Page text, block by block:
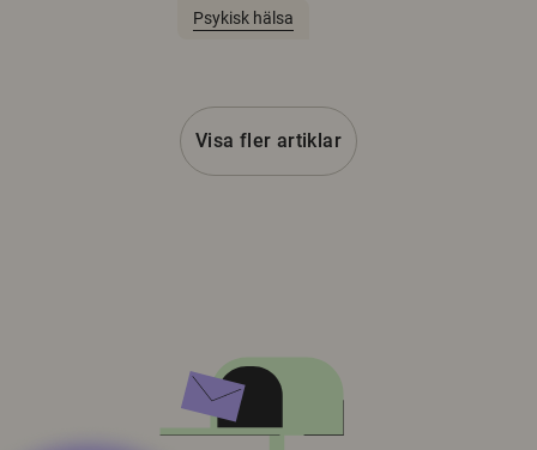
Psykisk hälsa
Visa fler artiklar